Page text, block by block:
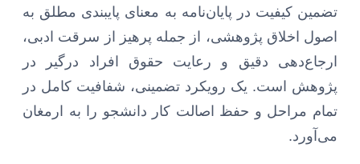
تضمین کیفیت در پایان‌نامه به معنای پایبندی مطلق به
اصول اخلاق پژوهشی، از جمله پرهیز از سرقت ادبی،
ارجاع‌دهی دقیق و رعایت حقوق افراد درگیر در
پژوهش است. یک رویکرد تضمینی، شفافیت کامل در
تمام مراحل و حفظ اصالت کار دانشجو را به ارمغان
می‌آورد.